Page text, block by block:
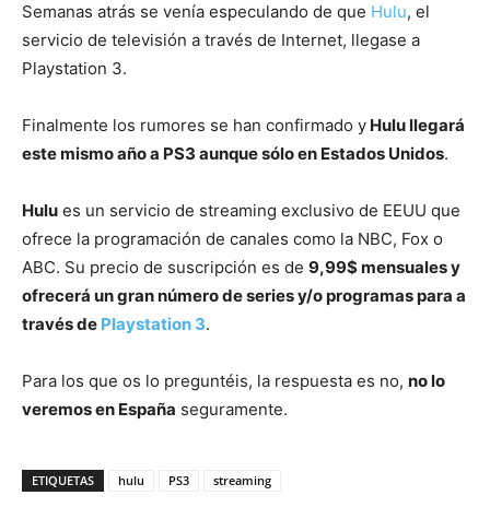
Semanas atrás se venía especulando de que Hulu, el
servicio de televisión a través de Internet, llegase a
Playstation 3.
Finalmente los rumores se han confirmado y Hulu llegará
este mismo año a PS3 aunque sólo en Estados Unidos.
Hulu es un servicio de streaming exclusivo de EEUU que
ofrece la programación de canales como la NBC, Fox o
ABC. Su precio de suscripción es de 9,99$ mensuales y
ofrecerá un gran número de series y/o programas para a
través de Playstation 3.
Para los que os lo preguntéis, la respuesta es no, no lo
veremos en España seguramente.
ETIQUETAS hulu PS3 streaming